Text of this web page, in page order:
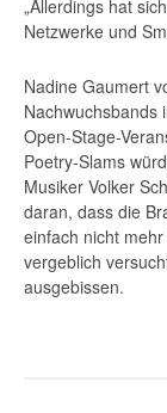
„Allerdings hat
Netzwerke und
Nadine Gaumert
Nachwuchsbands
Open-Stage-
Poetry-Slams
Musiker Volker
daran, dass die
einfach nicht
vergeblich
ausgebissen.